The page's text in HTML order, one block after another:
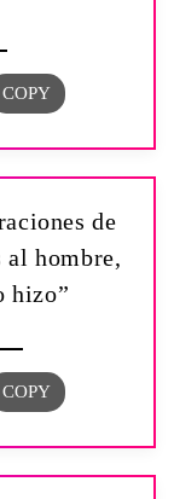
de
al hombre,
hizo”